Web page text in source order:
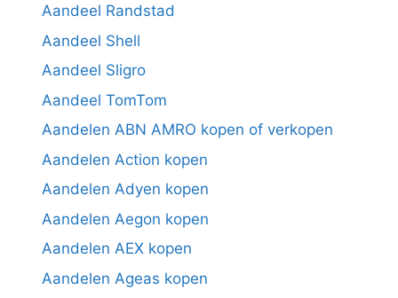
Aandeel Randstad
Aandeel Shell
Aandeel Sligro
Aandeel TomTom
Aandelen ABN AMRO kopen of verkopen
Aandelen Action kopen
Aandelen Adyen kopen
Aandelen Aegon kopen
Aandelen AEX kopen
Aandelen Ageas kopen